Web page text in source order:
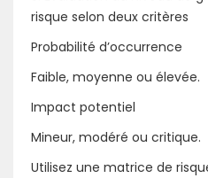
risque selon deux critères
Probabilité d’occurrence
Faible, moyenne ou élevée.
Impact potentiel
Mineur, modéré ou critique.
Utilisez une matrice de